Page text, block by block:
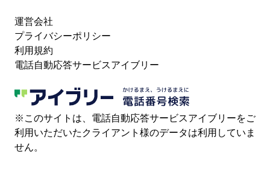
運営会社
プライバシーポリシー
利用規約
電話自動応答サービスアイブリー
※このサイトは、電話自動応答サービスアイブリーをご
利用いただいたクライアント様のデータは利用していま
せん。